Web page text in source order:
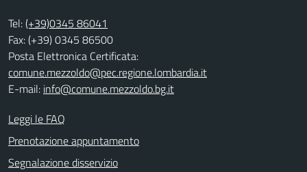
Tel:(+39)0345 86041
Fax: (+39) 0345 86500
Posta Elettronica Certificata:
comune.mezzoldo@pec.regione.lombardia.it
E-mail: info@comune.mezzoldo.bg.it
Leggi le FAQ
Prenotazione appuntamento
Segnalazione disservizio